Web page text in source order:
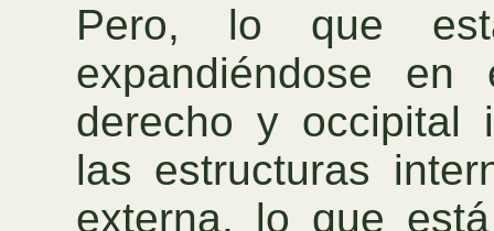
Pero, lo que
expandiéndose
derecho y occipital
las estructuras
externa, lo que